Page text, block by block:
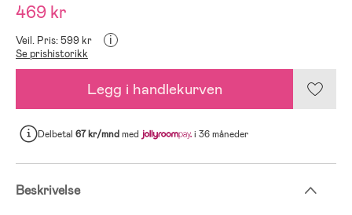
469 kr
Veil. Pris: 599 kr i
Se prishistorikk
Legg i handlekurven
Delbetal 67 kr/mndmed i 36 måneder
Beskrivelse